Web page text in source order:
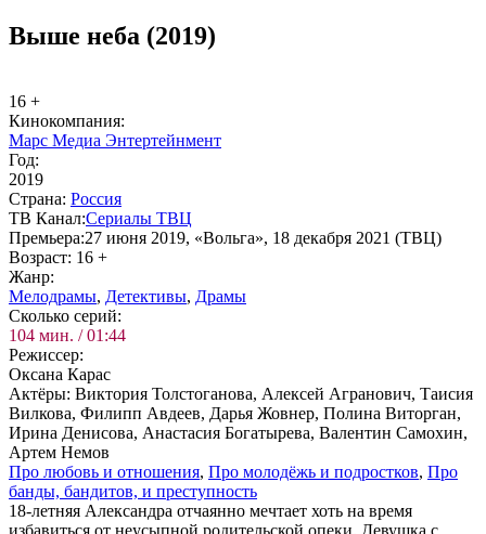
Выше неба (2019)
16 +
Ки­но­ком­па­ния:
Марс Медиа Энтертейнмент
Год:
2019
Стра­на: Рос­сия
ТВ Ка­нал:Сериалы ТВЦ
Пре­мье­ра:27 июня 2019, «Вольга», 18 декабря 2021 (ТВЦ)
Воз­раст: 16 +
Жанр:
Ме­ло­дра­мы, Де­тек­ти­вы, Дра­мы
Сколь­ко се­рий:
104 мин. / 01:44
Ре­жис­сер:
Оксана Карас
Ак­тё­ры: Виктория Толстоганова, Алексей Агранович, Таисия
Вилкова, Филипп Авдеев, Дарья Жовнер, Полина Виторган,
Ирина Денисова, Анастасия Богатырева, Валентин Самохин,
Артем Немов
Про лю­бовь и от­но­ше­ния, Про мо­ло­дёжь и под­ро­ст­ков, Про
бан­ды, бан­ди­тов, и пре­ступ­ность
18-летняя Александра отчаянно мечтает хоть на время
избавиться от неусыпной родительской опеки. Девушка с